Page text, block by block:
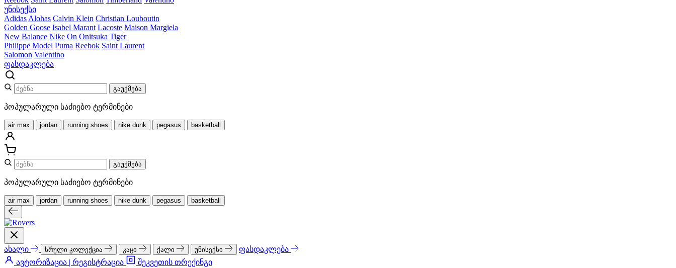
უნისექსი
Adidas Alohas Calvin Klein Christian Louboutin
Golden Goose Isabel Marant Lacoste Maison Margiela
New Balance Nike On Onitsuka Tiger
Philippe Model Puma Reebok Saint Laurent
Salomon Valentino
ფასდაკლება
გაუქმება
პოპულარული საძიებო ტერმინები
air max jordan running shoes nike dunk pegasus basketball
გაუქმება
პოპულარული საძიებო ტერმინები
air max jordan running shoes nike dunk pegasus basketball
ახალი სრული კოლექცია კაცი ქალი უნისექსი
ფასდაკლება
ავტორიზაცია | რეგისტრაცია
შეკვეთის თრექინგი